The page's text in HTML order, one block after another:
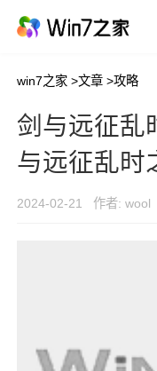
win7之家 >文章 >攻略
剑与远征乱
与远征乱时
2024-02-21 作者: wool